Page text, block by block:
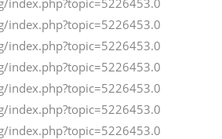
index.php?topic=5226453.0
index.php?topic=5226453.0
index.php?topic=5226453.0
index.php?topic=5226453.0
index.php?topic=5226453.0
index.php?topic=5226453.0
index.php?topic=5226453.0